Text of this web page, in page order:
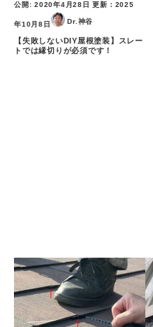
公開: 2020年4月28日 更新： 2025
年10月8日 Dr.神谷
【失敗しないDIY屋根塗装】スレー
トでは縁切りが必須です！